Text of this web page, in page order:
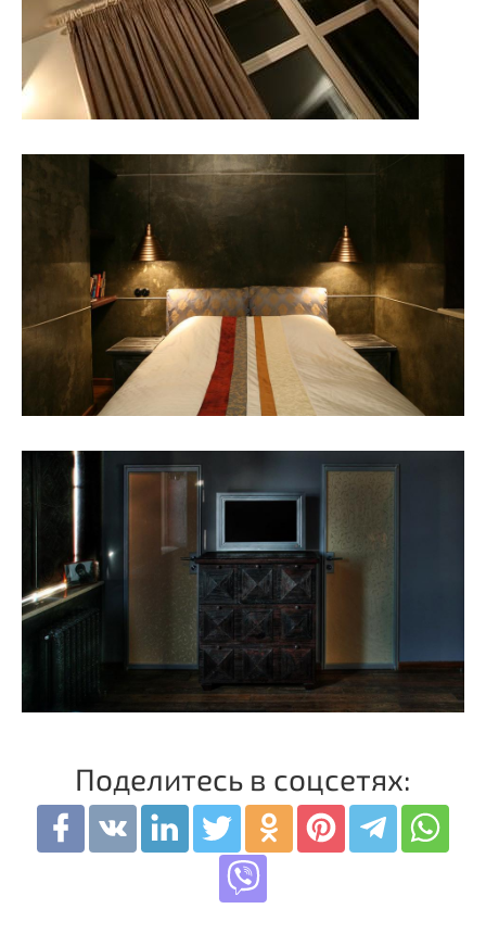
Поделитесь в соцсетях: